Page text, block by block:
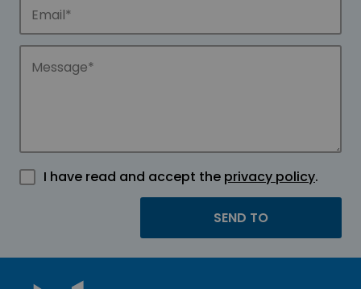
I have read and accept the privacy policy.